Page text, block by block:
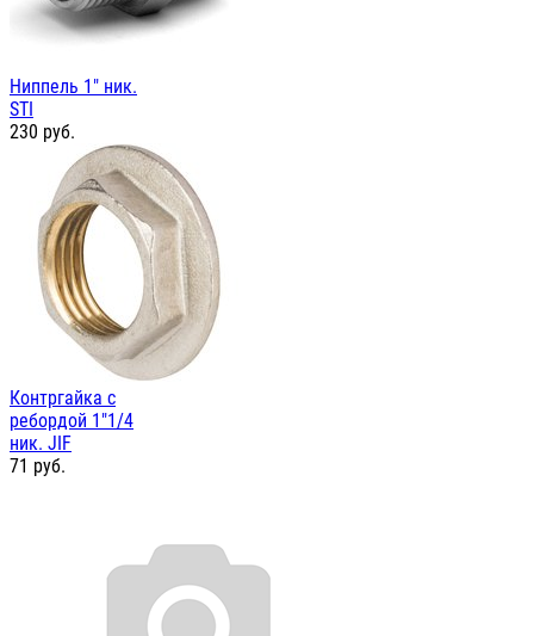
Ниппель 1" ник.
STI
230 руб.
Контргайка с
ребордой 1"1/4
ник. JIF
71 руб.